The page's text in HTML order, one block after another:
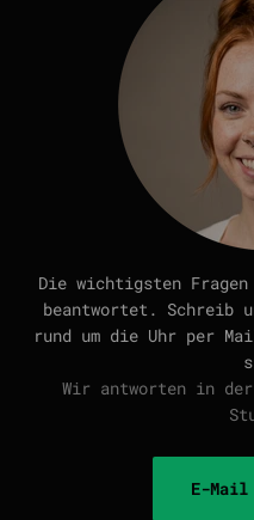
Die wichtigsten
beantwortet. Schreib
rund um die Uhr per
Wir antworten in
E-